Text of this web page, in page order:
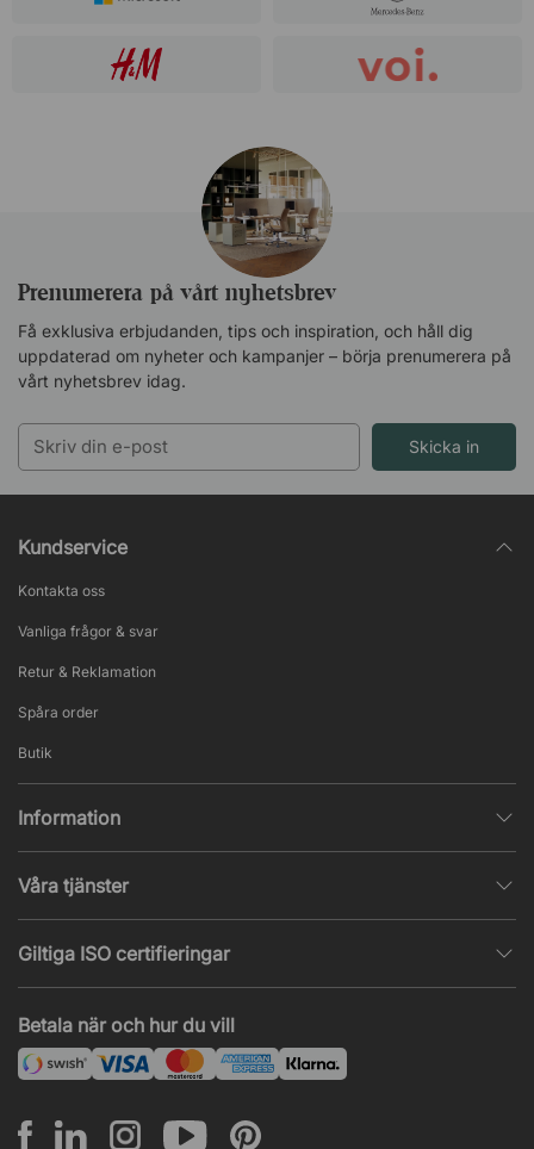
Prenumerera på vårt nyhetsbrev
Få exklusiva erbjudanden, tips och inspiration, och håll dig
uppdaterad om nyheter och kampanjer – börja prenumerera på
vårt nyhetsbrev idag.
Skicka in
Kundservice
Kontakta oss
Vanliga frågor & svar
Retur & Reklamation
Spåra order
Butik
Information
Försäljningsvillkor
Populära sidor
Nyheter & artiklar
Våra tjänster
Tysta rum & telefonbås
Projekt & offert
Montering
Betala när och hur du vill
Giltiga ISO certifieringar
ISO 14001– Miljöledning
ISO 45001– Arbetsmiljöledning